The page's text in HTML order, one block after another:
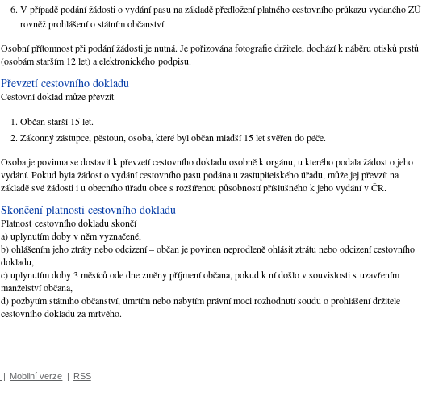
V případě podání žádosti o vydání pasu na základě předložení platného cestovního průkazu vydaného ZÚ
rovněž prohlášení o státním občanství
Osobní přítomnost při podání žádosti je nutná. Je pořizována fotografie držitele, dochází k náběru otisků prstů
(osobám starším 12 let) a elektronického podpisu.
Převzetí cestovního dokladu
Cestovní doklad může převzít
Občan starší 15 let.
Zákonný zástupce, pěstoun, osoba, které byl občan mladší 15 let svěřen do péče.
Osoba je povinna se dostavit k převzetí cestovního dokladu osobně k orgánu, u kterého podala žádost o jeho
vydání. Pokud byla žádost o vydání cestovního pasu podána u zastupitelského úřadu, může jej převzít na
základě své žádosti i u obecního úřadu obce s rozšířenou působností příslušného k jeho vydání v ČR.
Skončení platnosti cestovního dokladu
Platnost cestovního dokladu skončí
a) uplynutím doby v něm vyznačené,
b) ohlášením jeho ztráty nebo odcizení – občan je povinen neprodleně ohlásit ztrátu nebo odcizení cestovního
dokladu,
c) uplynutím doby 3 měsíců ode dne změny příjmení občana, pokud k ní došlo v souvislosti s uzavřením
manželství občana,
d) pozbytím státního občanství, úmrtím nebo nabytím právní moci rozhodnutí soudu o prohlášení držitele
cestovního dokladu za mrtvého.
| Mobilní verze | RSS